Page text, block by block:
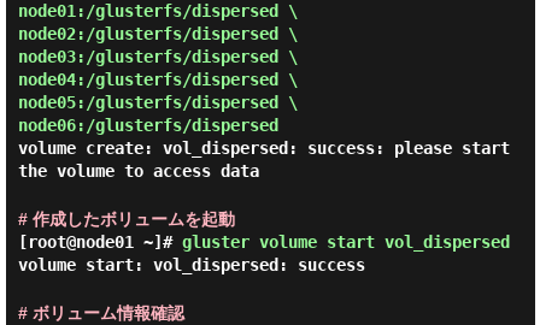
node01:/glusterfs/dispersed \
node02:/glusterfs/dispersed \
node03:/glusterfs/dispersed \
node04:/glusterfs/dispersed \
node05:/glusterfs/dispersed \
node06:/glusterfs/dispersed
volume create: vol_dispersed: success: please start
the volume to access data
# 作成したボリュームを起動
[root@node01 ~]# gluster volume start vol_dispersed
volume start: vol_dispersed: success
# ボリューム情報確認